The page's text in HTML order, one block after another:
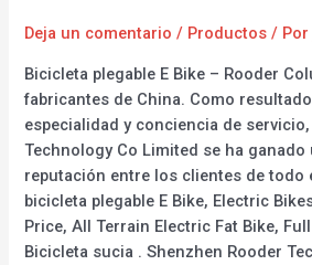
Deja un comentario / Productos / Por
Bicicleta plegable E Bike – Rooder
fabricantes de China. Como
especialidad y conciencia de
Technology Co Limited se ha ganado
reputación entre los clientes de todo
bicicleta plegable E Bike, Electric
Price, All Terrain Electric Fat Bike,
Bicicleta sucia . Shenzhen Rooder